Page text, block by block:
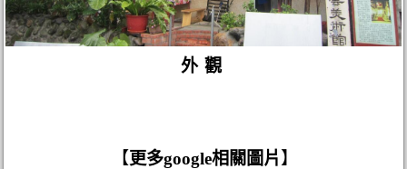
外觀
【更多google相關圖片 】